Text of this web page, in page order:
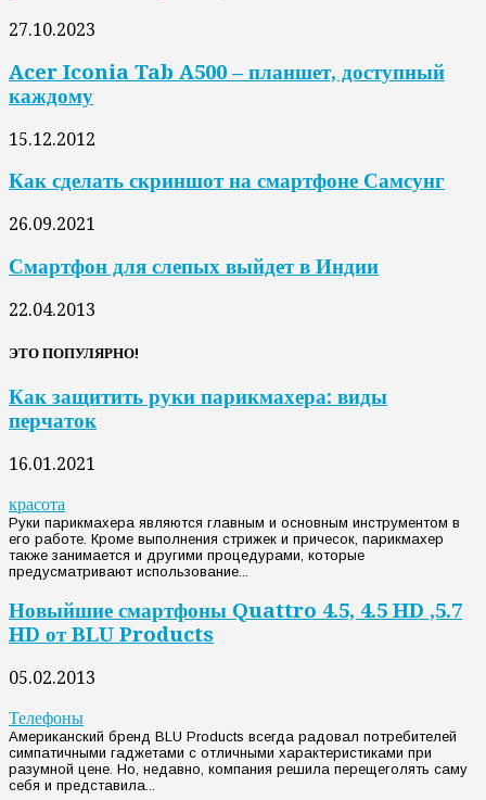
27.10.2023
Acer Iconia Tab A500 – планшет, доступный
каждому
15.12.2012
Как сделать скриншот на смартфоне Самсунг
26.09.2021
Смартфон для слепых выйдет в Индии
22.04.2013
ЭТО ПОПУЛЯРНО!
Как защитить руки парикмахера: виды
перчаток
16.01.2021
красота
Руки парикмахера являются главным и основным инструментом в
его работе. Кроме выполнения стрижек и причесок, парикмахер
также занимается и другими процедурами, которые
предусматривают использование...
Новыйшие смартфоны Quattro 4.5, 4.5 HD ,5.7
HD от BLU Products
05.02.2013
Телефоны
Американский бренд BLU Products всегда радовал потребителей
симпатичными гаджетами с отличными характеристиками при
разумной цене. Но, недавно, компания решила перещеголять саму
себя и представила...